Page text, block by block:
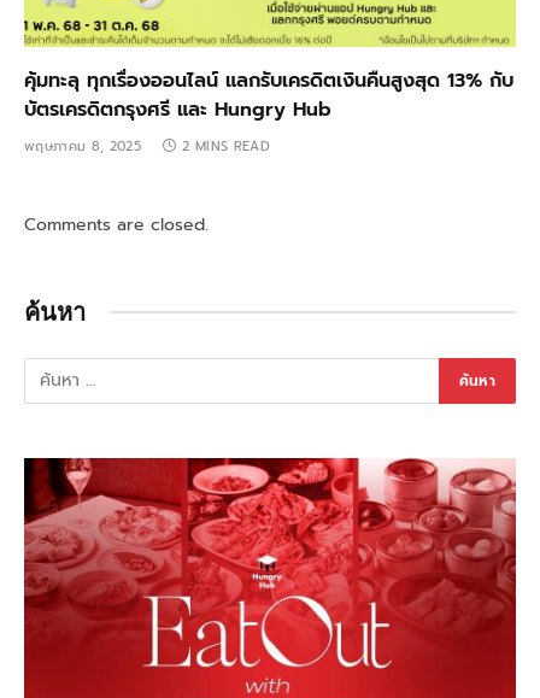
คุ้มทะลุ ทุกเรื่องออนไลน์ แลกรับเครดิตเงินคืนสูงสุด 13% กับ
บัตรเครดิตกรุงศรี และ Hungry Hub
พฤษภาคม 8, 2025 2 MINS READ
Comments are closed.
ค้นหา